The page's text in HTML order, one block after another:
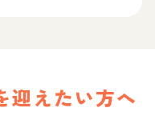
迎えたい方へ